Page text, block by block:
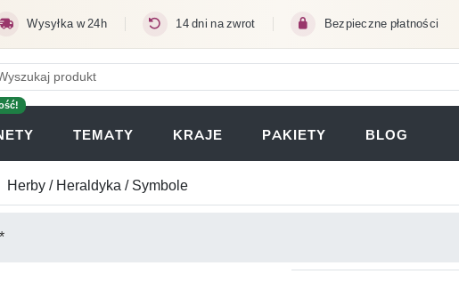
Wysyłka w 24h 14 dni na zwrot Bezpieczne płatności
(OTWIERA SIĘ W NOWEJ KARCIE)
TEMATY KRAJE PAKIETY BLOG
Herby / Heraldyka / Symbole